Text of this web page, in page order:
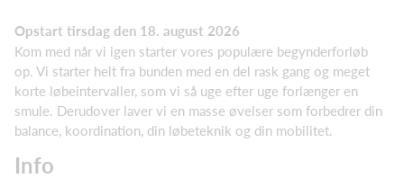
Opstart tirsdag den 18. august 2026
Kom med når vi igen starter vores populære begynderforløb
op. Vi starter helt fra bunden med en del rask gang og meget
korte løbeintervaller, som vi så uge efter uge forlænger en
smule. Derudover laver vi en masse øvelser som forbedrer din
balance, koordination, din løbeteknik og din mobilitet.
Info